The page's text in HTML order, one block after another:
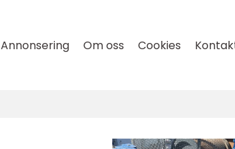
Annonsering Om oss Cookies